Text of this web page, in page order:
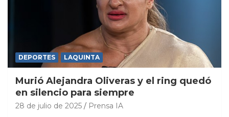
DEPORTES LAQUINTA
Murió Alejandra Oliveras y el ring quedó
en silencio para siempre
28 de julio de 2025 Prensa IA